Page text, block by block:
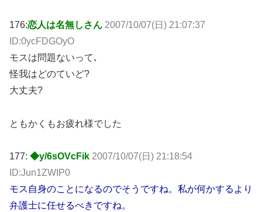
176:恋人は名無しさん 2007/10/07(日) 21:07:37
ID:0ycFDGOyO
モスは問題ないって､
怪我はどのていど?
大丈夫?
ともかくもお疲れ様でした
177: ◆y/6sOVcFik 2007/10/07(日) 21:18:54
ID:Jun1ZWIP0
モス自身のことになるのでそうですね。私が何かするより
弁護士に任せるべきですね。